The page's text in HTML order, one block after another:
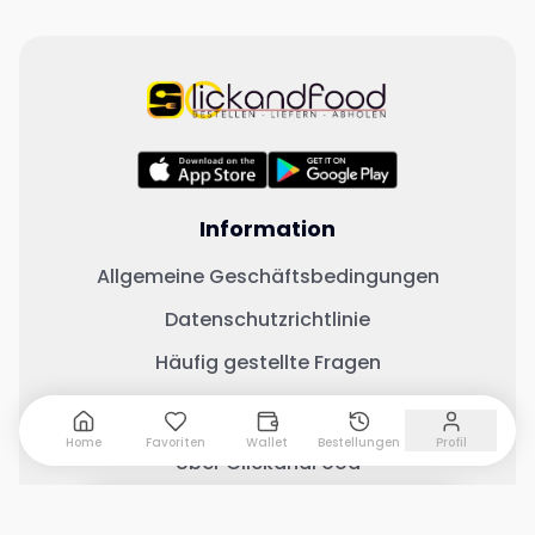
Information
Allgemeine Geschäftsbedingungen
Datenschutzrichtlinie
Häufig gestellte Fragen
Wichtige Links
Über ClickandFood
Home Favoriten Wallet Bestellungen Profil